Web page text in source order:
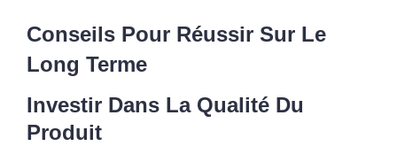
Conseils Pour Réussir Sur Le
Long Terme
Investir Dans La Qualité Du
Produit